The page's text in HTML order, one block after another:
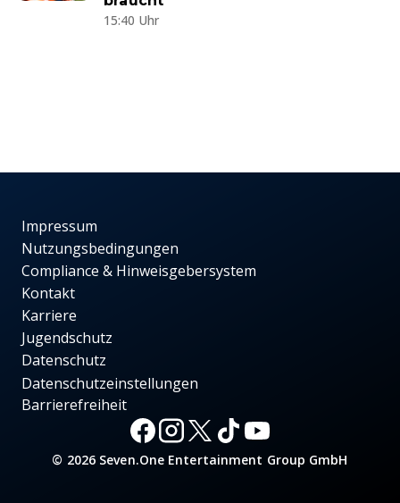
15:40 Uhr
Impressum
Nutzungsbedingungen
Compliance & Hinweisgebersystem
Kontakt
Karriere
Jugendschutz
Datenschutz
Datenschutzeinstellungen
Barrierefreiheit
© 2026 Seven.One Entertainment Group GmbH